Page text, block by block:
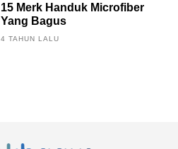
15 Merk Handuk Microfiber
Yang Bagus
4 TAHUN LALU